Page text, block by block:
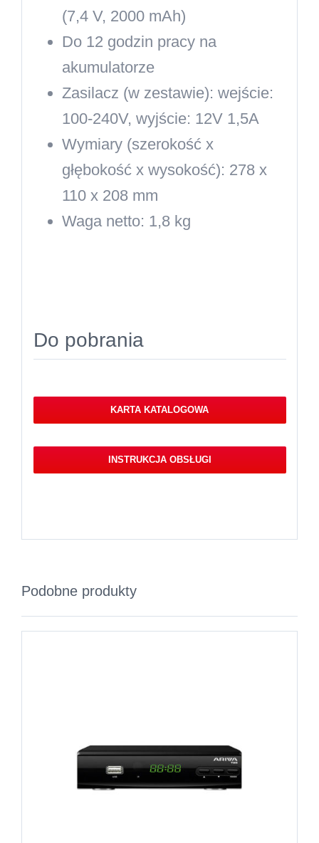
(7,4 V, 2000 mAh)
Do 12 godzin pracy na
akumulatorze
Zasilacz (w zestawie): wejście:
100-240V, wyjście: 12V 1,5A
Wymiary (szerokość x
głębokość x wysokość): 278 x
110 x 208 mm
Waga netto: 1,8 kg
Do pobrania
KARTA KATALOGOWA
INSTRUKCJA OBSŁUGI
Podobne produkty